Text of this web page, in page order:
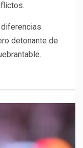
detonante de